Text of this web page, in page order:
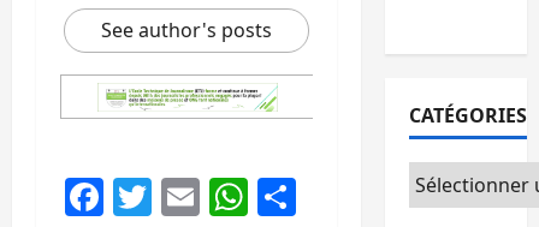
See author's posts
Facebook
Twitter
EmailWhatsApp
Partager
CATÉGORIES
Catégories